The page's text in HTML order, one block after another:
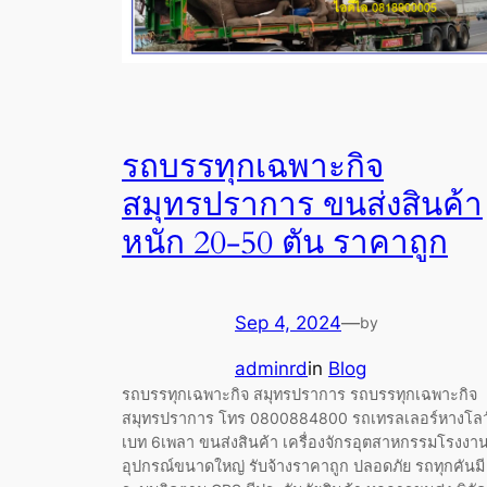
รถบรรทุกเฉพาะกิจ
สมุทรปราการ ขนส่งสินค้า
หนัก 20-50 ตัน ราคาถูก
Sep 4, 2024—by
adminrdin Blog
รถบรรทุกเฉพาะกิจ สมุทรปราการ รถบรรทุกเฉพาะกิจ
สมุทรปราการ โทร 0800884800 รถเทรลเลอร์หางโล
เบท 6เพลา ขนส่งสินค้า เครื่องจักรอุตสาหกรรมโรงงา
อุปกรณ์ขนาดใหญ่ รับจ้างราคาถูก ปลอดภัย รถทุกคันมี